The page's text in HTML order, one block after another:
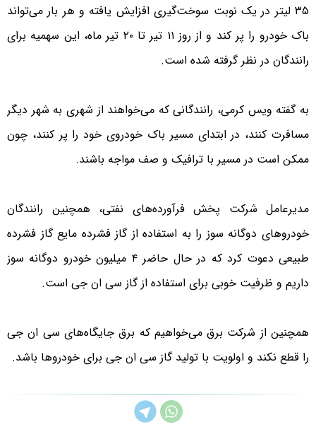
۳۵ لیتر در یک نوبت سوخت‌گیری افزایش یافته و هر بار می‌تواند
باک خودرو را پر کند و از روز ۱۱ تیر تا ۲۰ تیر ماه، این سهمیه برای
رانندگان در نظر گرفته شده است.
به گفته ویس کرمی، رانندگانی که می‌خواهند از شهری به شهر دیگر
مسافرت کنند، در ابتدای مسیر باک خودروی خود را پر کنند، چون
ممکن است در مسیر با ترافیک و صف مواجه باشند.
مدیرعامل شرکت پخش فرآورده‌های نفتی، همچنین رانندگان
خودروهای دوگانه سوز را به استفاده از گاز فشرده مایع گاز فشرده
طبیعی دعوت کرد که در حال حاضر ۴ میلیون خودرو دوگانه سوز
داریم و ظرفیت خوبی برای استفاده از گاز سی ان جی است.
همچنین از شرکت برق می‌خواهیم که برق جایگاه‌های سی ان جی
را قطع نکند و اولویت با تولید گاز سی ان جی برای خودروها باشد.